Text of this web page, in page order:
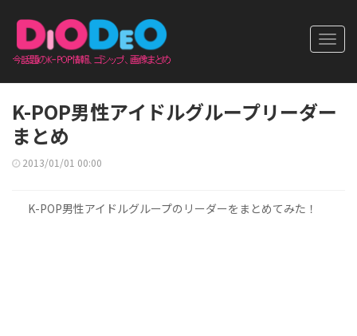
K-POP男性アイドルグループリーダー
まとめ
2013/01/01 00:00
K-POP男性アイドルグループのリーダーをまとめてみた！